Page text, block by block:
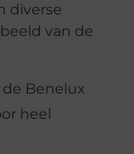
diverse
van de
Benelux
heel